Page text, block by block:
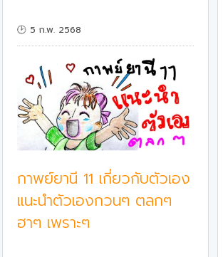
🕑 5 ก.พ. 2568
กาพย์ยานี 11 เกี่ยวกับตัวเอง
แนะนำตัวเองกวนๆ ตลกๆ
ฮาๆ เพราะๆ